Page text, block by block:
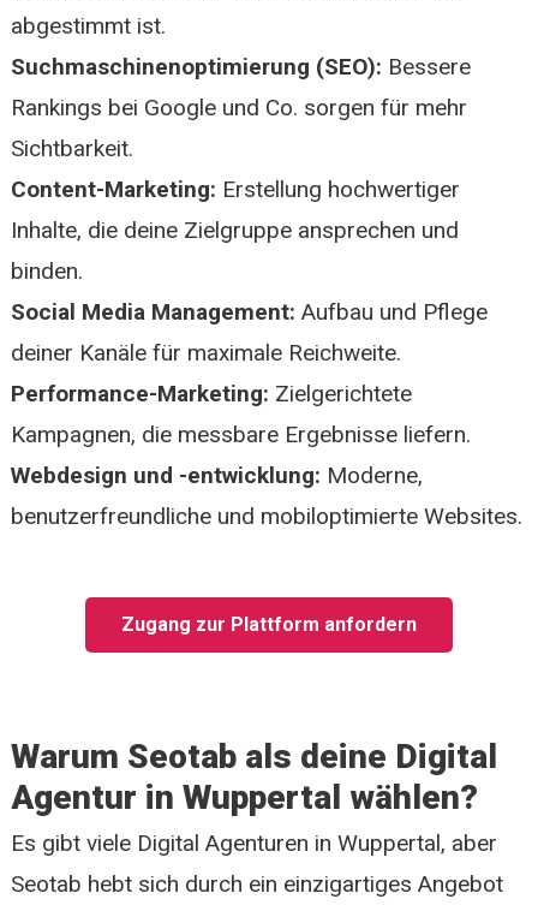
abgestimmt ist.
Suchmaschinenoptimierung (SEO): Bessere
Rankings bei Google und Co. sorgen für mehr
Sichtbarkeit.
Content-Marketing: Erstellung hochwertiger
Inhalte, die deine Zielgruppe ansprechen und
binden.
Social Media Management: Aufbau und Pflege
deiner Kanäle für maximale Reichweite.
Performance-Marketing: Zielgerichtete
Kampagnen, die messbare Ergebnisse liefern.
Webdesign und -entwicklung: Moderne,
benutzerfreundliche und mobiloptimierte Websites.
Zugang zur Plattform anfordern
Warum Seotab als deine Digital
Agentur in Wuppertal wählen?
Es gibt viele Digital Agenturen in Wuppertal, aber
Seotab hebt sich durch ein einzigartiges Angebot